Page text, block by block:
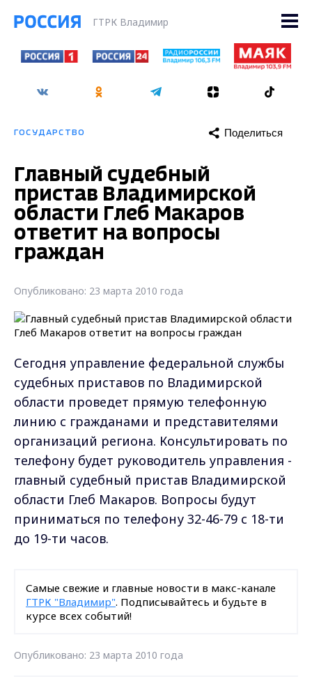
ГТРК Владимир
ГОСУДАРСТВО Поделиться
Главный судебный
пристав Владимирской
области Глеб Макаров
ответит на вопросы
граждан
Опубликовано: 23 марта 2010 года
Сегодня управление федеральной службы
судебных приставов по Владимирской
области проведет прямую телефонную
линию с гражданами и представителями
организаций региона. Консультировать по
телефону будет руководитель управления -
главный судебный пристав Владимирской
области Глеб Макаров. Вопросы будут
приниматься по телефону 32-46-79 с 18-ти
до 19-ти часов.
Самые свежие и главные новости в макс-канале
ГТРК "Владимир". Подписывайтесь и будьте в
курсе всех событий!
Опубликовано: 23 марта 2010 года